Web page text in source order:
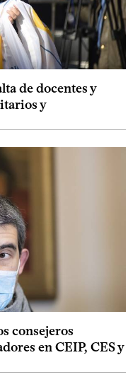
de docentes y
y
consejeros
en CEIP, CES y